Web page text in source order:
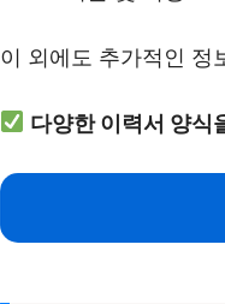
이 외에도 추가적인 정
다양한 이력서 양식